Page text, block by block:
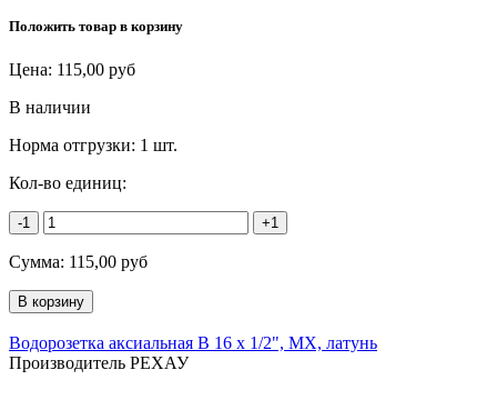
Положить товар в корзину
Цена: 115,00 руб
В наличии
Норма отгрузки: 1 шт.
Кол-во единиц:
-1 +1
Сумма: 115,00 руб
Водорозетка аксиальная В 16 х 1/2", MX, латунь
Производитель РЕХАУ